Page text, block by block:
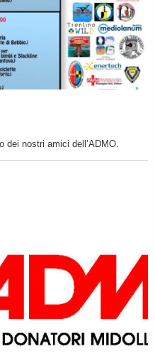
dei nostri amici dell’ADMO.